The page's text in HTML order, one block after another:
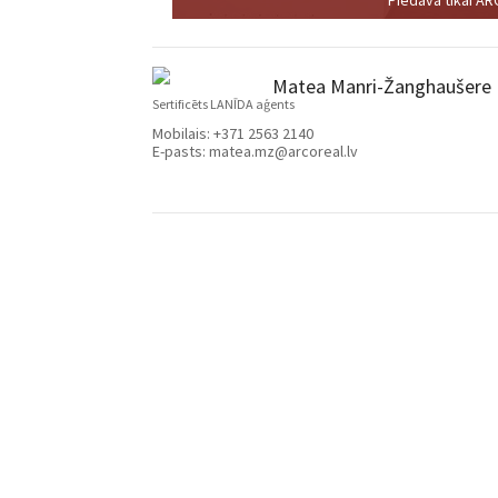
Matea Manri-Žanghaušere
Sertificēts LANĪDA aģents
Mobilais: +371 2563 2140
E-pasts: matea.mz@arcoreal.lv